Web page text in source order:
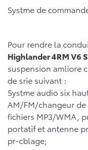
Systme de
Pour rendre la
Highlander 4RM V6
suspension amliore
de srie suivant :
Systme audio six
AM/FM/changeur
fichiers MP3/WMA,
portatif et antenne
pr-cblage;